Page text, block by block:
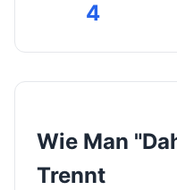
4
Wie Man
Trennt